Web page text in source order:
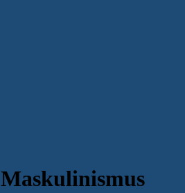
Maskulinismus